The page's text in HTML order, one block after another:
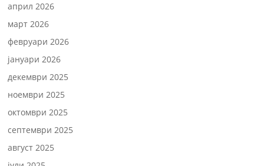
април 2026
март 2026
февруари 2026
јануари 2026
декември 2025
ноември 2025
октомври 2025
септември 2025
август 2025